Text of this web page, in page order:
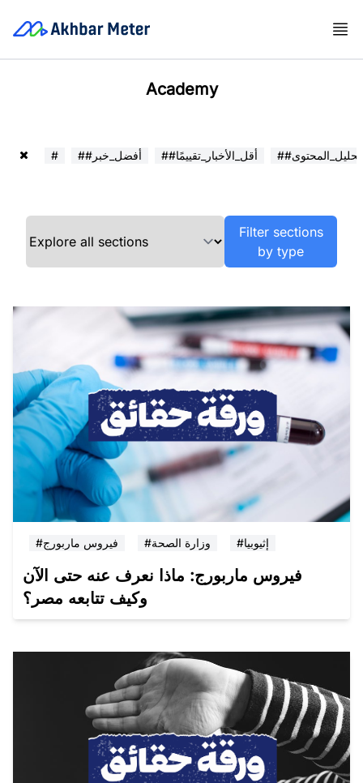
Academy
# ##أفضل_خبر ##أقل_الأخبار_تقييمًا ##تحليل_المحتوى
Filter sections
by type
#فيروس ماربورج #وزارة الصحة #إثيوبيا
فيروس ماربورج: ماذا نعرف عنه حتى الآن
وكيف تتابعه مصر؟